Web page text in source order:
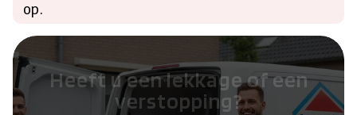
op.
Heeft u een lekkage of een
verstopping?